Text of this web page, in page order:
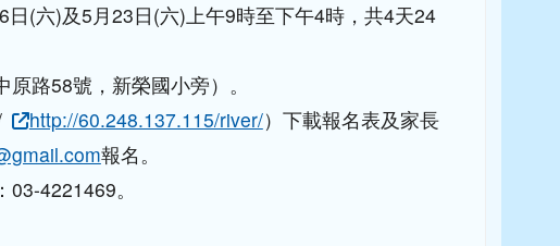
(六)及5月23日(六)上午9時至下午4時，共4天24
路58號，新榮國小旁）。
http://60.248.137.115/river/）下載報名表及家長
報名。
4221469。